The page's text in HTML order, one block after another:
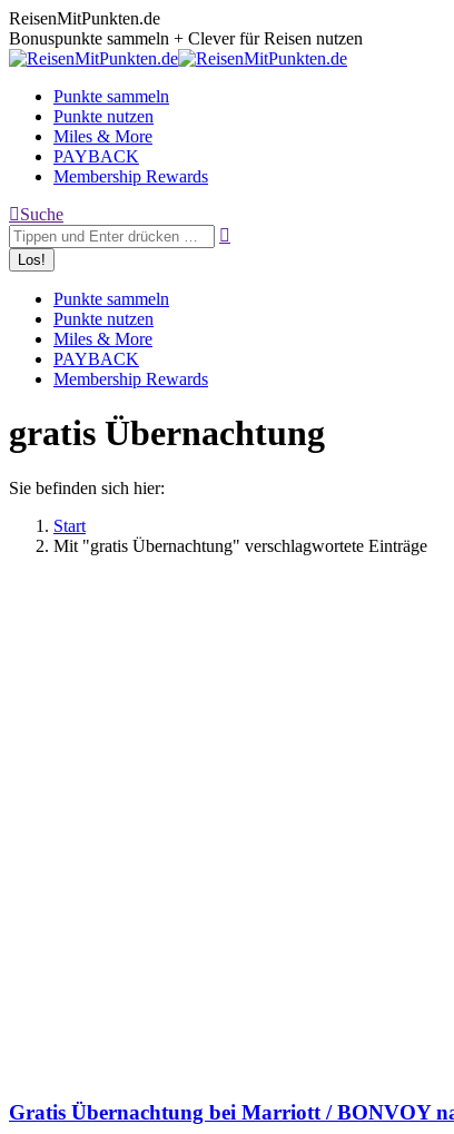
Zum
Inhalt
springen
ReisenMitPunkten.de
Bonuspunkte sammeln + Clever für Reisen nutzen
Punkte sammeln
Punkte nutzen
Miles & More
PAYBACK
Membership Rewards
Search:
Suche
Punkte sammeln
Punkte nutzen
Miles & More
PAYBACK
Membership Rewards
gratis Übernachtung
Sie befinden sich hier:
Start
Mit "gratis Übernachtung" verschlagwortete Einträge
Gratis Übernachtung bei Marriott / BONVOY